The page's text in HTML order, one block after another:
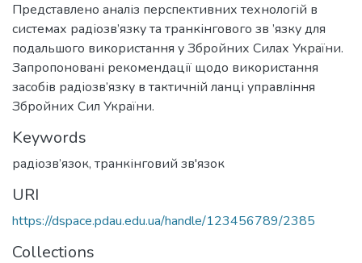
Представлено аналіз перспективних технологій в
системах радіозв’язку та транкінгового зв ’язку для
подальшого використання у Збройних Силах України.
Запропоновані рекомендації щодо використання
засобів радіозв’язку в тактичній ланці управління
Збройних Сил України.
Keywords
радіозв’язок, транкінговий зв'язок
URI
https://dspace.pdau.edu.ua/handle/123456789/2385
Collections